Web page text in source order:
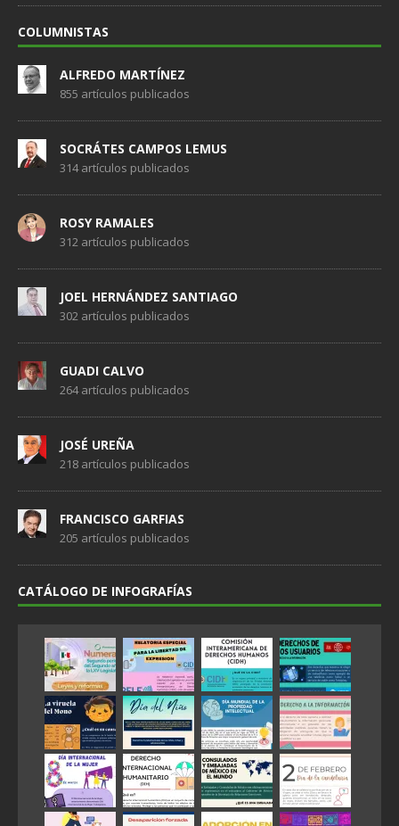
COLUMNISTAS
ALFREDO MARTÍNEZ
855 artículos publicados
SOCRÁTES CAMPOS LEMUS
314 artículos publicados
ROSY RAMALES
312 artículos publicados
JOEL HERNÁNDEZ SANTIAGO
302 artículos publicados
GUADI CALVO
264 artículos publicados
JOSÉ UREÑA
218 artículos publicados
FRANCISCO GARFIAS
205 artículos publicados
CATÁLOGO DE INFOGRAFÍAS